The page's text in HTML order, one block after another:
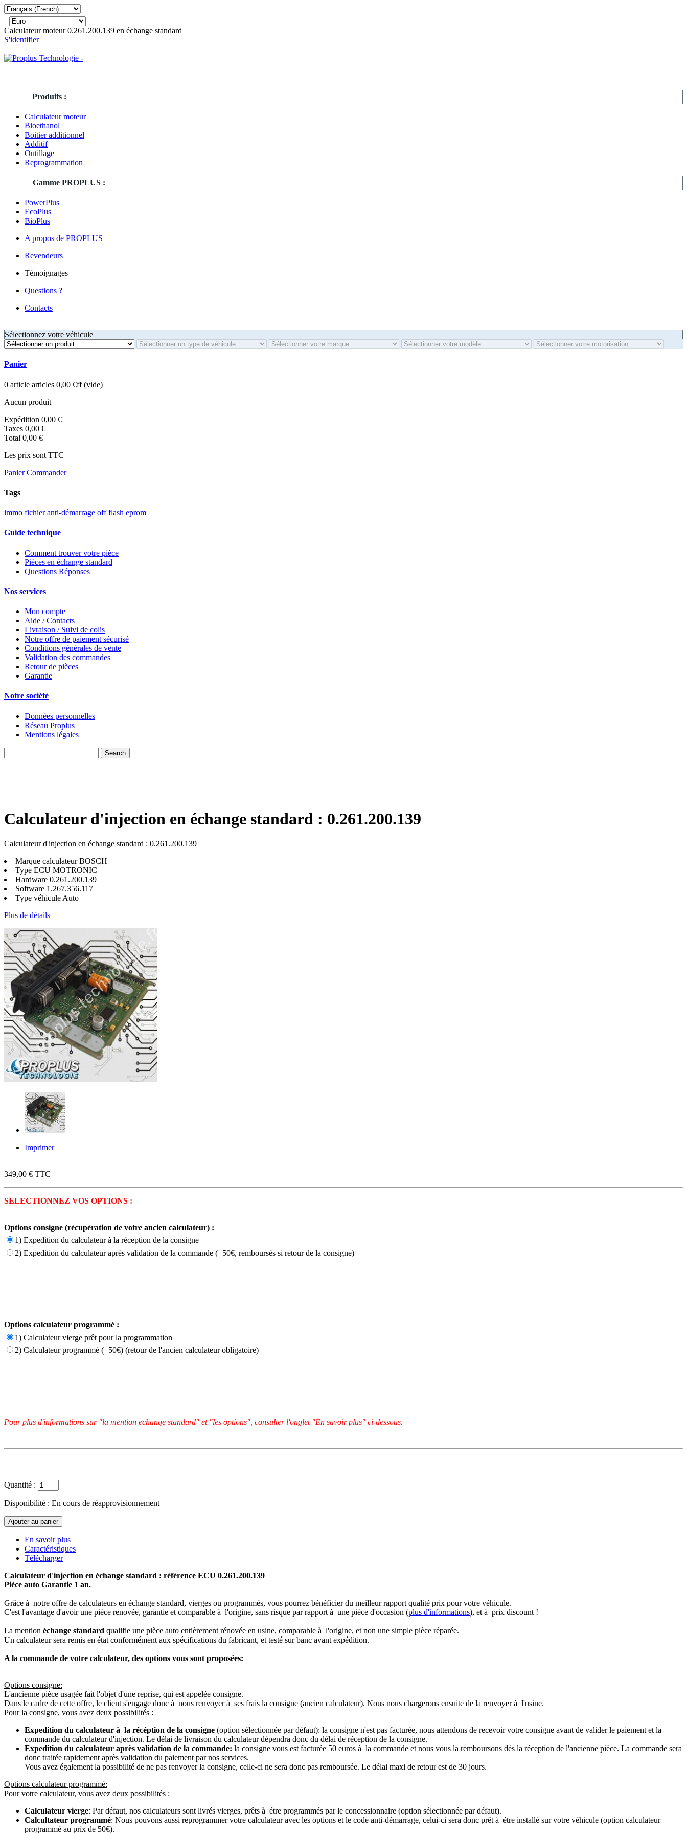
Calculateur moteur 0.261.200.139 en échange standard
S'identifier
Produits :
Calculateur moteur
Bioethanol
Boitier additionnel
Additif
Outillage
Reprogrammation
Gamme PROPLUS :
PowerPlus
EcoPlus
BioPlus
A propos de PROPLUS
Revendeurs
Témoignages
Questions ?
Contacts
Sélectionnez votre véhicule
Panier
0 article articles 0,00 €ff (vide)
Aucun produit
Expédition 0,00 €
Taxes 0,00 €
Total 0,00 €
Les prix sont TTC
Panier Commander
Tags
immo fichier anti-démarrage off flash eprom
Guide technique
Comment trouver votre pièce
Pièces en échange standard
Questions Réponses
Nos services
Mon compte
Aide / Contacts
Livraison / Suivi de colis
Notre offre de paiement sécurisé
Conditions générales de vente
Validation des commandes
Retour de pièces
Garantie
Notre société
Données personnelles
Réseau Proplus
Mentions légales
Calculateur d'injection en échange standard : 0.261.200.139
Calculateur d'injection en échange standard : 0.261.200.139
Marque calculateurBOSCH
Type ECU MOTRONIC
Hardware 0.261.200.139
Software 1.267.356.117
Type véhicule Auto
Plus de détails
Imprimer
349,00 € TTC
SELECTIONNEZ VOS OPTIONS :
Options consigne (récupération de votre ancien calculateur) :
1) Expedition du calculateur à la réception de la consigne
2) Expedition du calculateur après validation de la commande (+50€, remboursés si retour de la consigne)
Options calculateur programmé :
1) Calculateur vierge prêt pour la programmation
2) Calculateur programmé (+50€) (retour de l'ancien calculateur obligatoire)
Pour plus d'informations sur "la mention echange standard" et "les options", consulter l'onglet "En savoir plus" ci-dessous.
Quantité :
Disponibilité : En cours de réapprovisionnement
En savoir plus
Caractéristiques
Télécharger
Calculateur d'injection en échange standard : référence ECU 0.261.200.139
Pièce auto Garantie 1 an.
Grâce à notre offre de calculateurs en échange standard, vierges ou programmés, vous pourrez bénéficier du meilleur rapport qualité prix pour votre véhicule.
C'est l'avantage d'avoir une pièce renovée, garantie et comparable à l'origine, sans risque par rapport à une pièce d'occasion (plus d'informations), et à prix discount !
La mention échange standard qualifie une pièce auto entièrement rénovée en usine, comparable à l'origine, et non une simple pièce réparée.
Un calculateur sera remis en état conformément aux spécifications du fabricant, et testé sur banc avant expédition.
A la commande de votre calculateur, des options vous sont proposées:
Options consigne:
L'ancienne pièce usagée fait l'objet d'une reprise, qui est appelée consigne.
Dans le cadre de cette offre, le client s'engage donc à nous renvoyer à ses frais la consigne (ancien calculateur). Nous nous chargerons ensuite de la renvoyer à l'usine.
Pour la consigne, vous avez deux possibilités :
Expedition du calculateur à la récéption de la consigne (option sélectionnée par défaut): la consigne n'est pas facturée, nous attendons de recevoir votre consigne avant de valider le paiement et la
commande du calculateur d'injection. Le délai de livraison du calculateur dépendra donc du délai de réception de la consigne.
Expedition du calculateur après validation de la commande: la consigne vous est facturée 50 euros à la commande et nous vous la remboursons dès la réception de l'ancienne pièce. La commande sera
donc traitée rapidement après validation du paiement par nos services.
Vous avez également la possibilité de ne pas renvoyer la consigne, celle-ci ne sera donc pas remboursée. Le délai maxi de retour est de 30 jours.
Options calculateur programmé:
Pour votre calculateur, vous avez deux possibilités :
Calculateur vierge: Par défaut, nos calculateurs sont livrés vierges, prêts à étre programmés par le concessionnaire (option sélectionnée par défaut).
Calcultateur programmé: Nous pouvons aussi reprogrammer votre calculateur avec les options et le code anti-démarrage, celui-ci sera donc prêt à étre installé sur votre véhicule (option calculateur
programmé au prix de 50€).